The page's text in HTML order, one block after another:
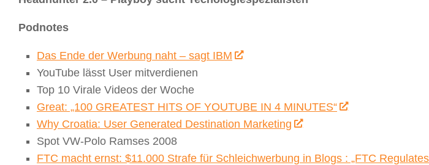
Podnotes
Das Ende der Werbung naht – sagt IBM
YouTube lässt User mitverdienen
Top 10 Virale Videos der Woche
Great: „100 GREATEST HITS OF YOUTUBE IN 4 MINUTES“
Why Croatia: User Generated Destination Marketing
Spot VW-Polo Ramses 2008
FTC macht ernst: $11.000 Strafe für Schleichwerbung in Blogs : „FTC